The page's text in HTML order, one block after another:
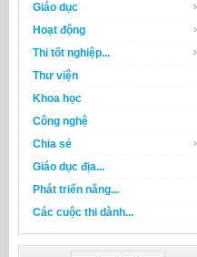
Giáo dục
Hoạt động
Thi tốt nghiệp...
Thư viện
Khoa học
Công nghệ
Chia sẻ
Giáo dục địa...
Phát triển năng...
Các cuộc thi dành...